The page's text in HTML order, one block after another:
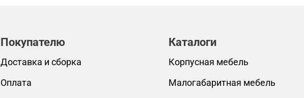
Покупателю
Доставка и сборка
Оплата
Каталоги
Корпусная мебель
Малогабаритная мебель